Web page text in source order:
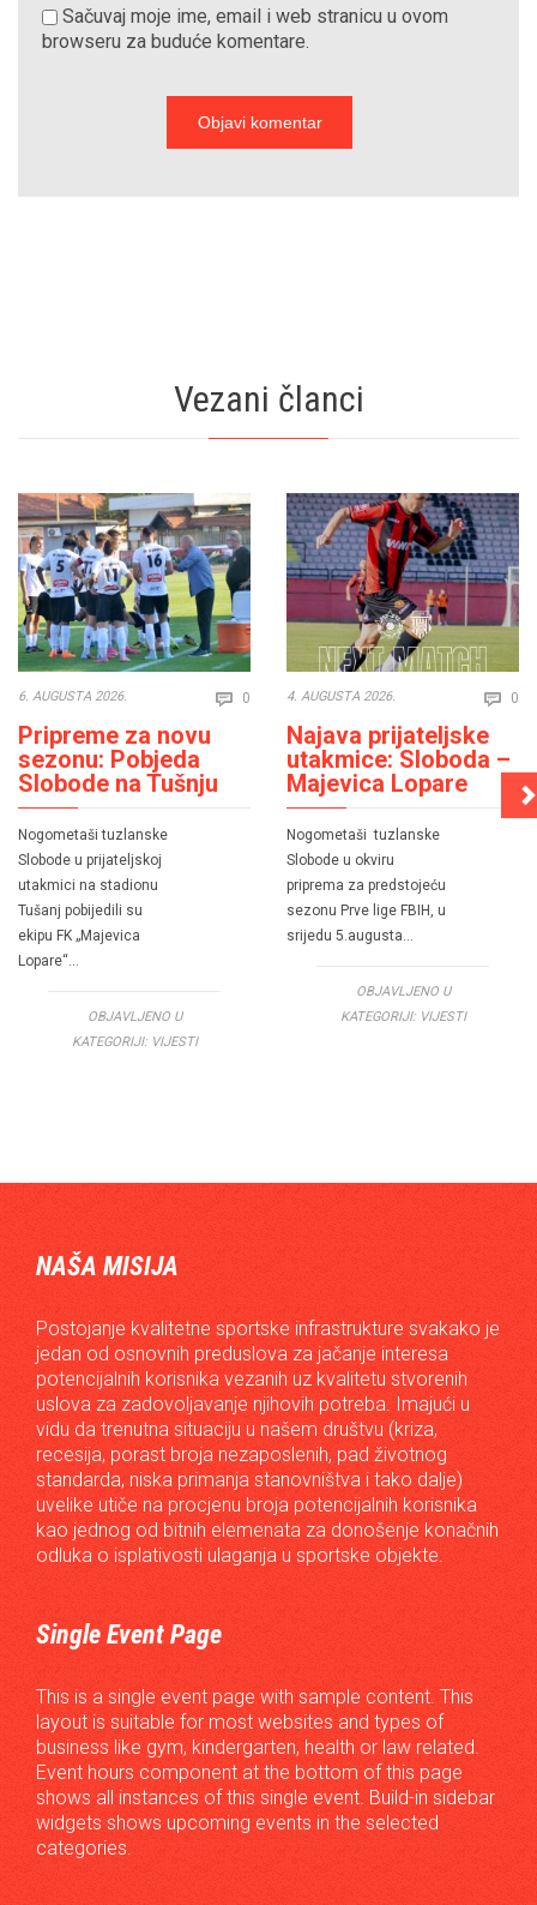
Sačuvaj moje ime, email i web stranicu u ovom
browseru za buduće komentare.
Vezani članci
6. AUGUSTA 2026.  0 Comments
Pripreme za novu
sezonu: Pobjeda
Slobode na Tušnju
Nogometaši tuzlanske
Slobode u prijateljskoj
utakmici na stadionu
Tušanj pobijedili su
ekipu FK „Majevica
Lopare“…
OBJAVLJENO U
KATEGORIJI: VIJESTI
4. AUGUSTA 2026.  0
Najava prijateljske
utakmice: Sloboda –
Majevica Lopare
Nogometaši tuzlanske
Slobode u okviru
priprema za predstojeću
sezonu Prve lige FBIH, u
srijedu 5.augusta…
OBJAVLJENO U
KATEGORIJI: VIJESTI
NAŠA MISIJA
Postojanje kvalitetne sportske infrastrukture svakako je
jedan od osnovnih preduslova za jačanje interesa
potencijalnih korisnika vezanih uz kvalitetu stvorenih
uslova za zadovoljavanje njihovih potreba. Imajući u
vidu da trenutna situaciju u našem društvu (kriza,
recesija, porast broja nezaposlenih, pad životnog
standarda, niska primanja stanovništva i tako dalje)
uvelike utiče na procjenu broja potencijalnih korisnika
kao jednog od bitnih elemenata za donošenje konačnih
odluka o isplativosti ulaganja u sportske objekte.
Single Event Page
This is a single event page with sample content. This
layout is suitable for most websites and types of
business like gym, kindergarten, health or law related.
Event hours component at the bottom of this page
shows all instances of this single event. Build-in sidebar
widgets shows upcoming events in the selected
categories.